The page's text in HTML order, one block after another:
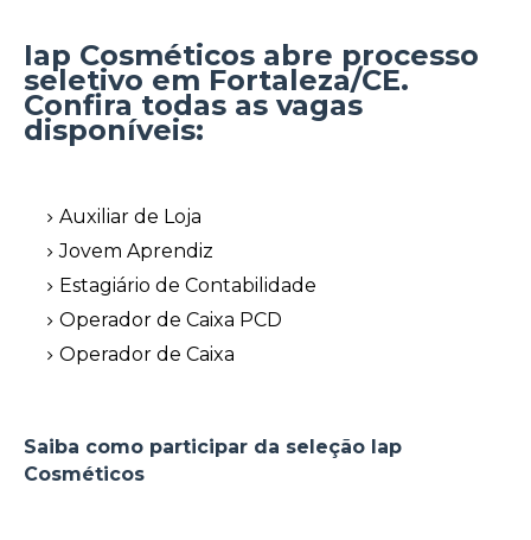
Iap Cosméticos abre processo
seletivo em Fortaleza/CE.
Confira todas as vagas
disponíveis:
Auxiliar de Loja
Jovem Aprendiz
Estagiário de Contabilidade
Operador de Caixa PCD
Operador de Caixa
Saiba como participar da seleção Iap
Cosméticos